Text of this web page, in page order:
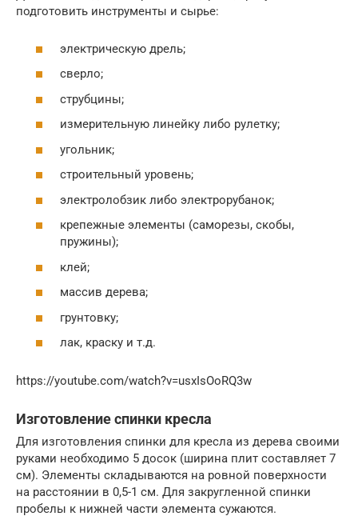
подготовить инструменты и сырье:
электрическую дрель;
сверло;
струбцины;
измерительную линейку либо рулетку;
угольник;
строительный уровень;
электролобзик либо электрорубанок;
крепежные элементы (саморезы, скобы,
пружины);
клей;
массив дерева;
грунтовку;
лак, краску и т.д.
https://youtube.com/watch?v=usxIsOoRQ3w
Изготовление спинки кресла
Для изготовления спинки для кресла из дерева своими
руками необходимо 5 досок (ширина плит составляет 7
см). Элементы складываются на ровной поверхности
на расстоянии в 0,5-1 см. Для закругленной спинки
пробелы к нижней части элемента сужаются.